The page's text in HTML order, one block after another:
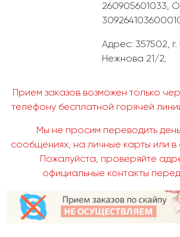
260905601033,
Адрес: 357502, г.
Нежнова 21/2;
Прием заказов возможен только
телефону бесплатной горячей
Мы не просим переводить
сообщениях, на личные карты или в
Пожалуйста, проверяйте
официальные контакты